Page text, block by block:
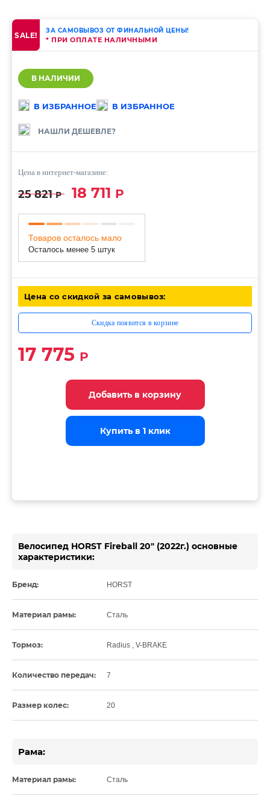
SALE! ЗА САМОВЫВОЗ ОТ ФИНАЛЬНОЙ ЦЕНЫ!
* ПРИ ОПЛАТЕ НАЛИЧНЫМИ
В НАЛИЧИИ
В ИЗБРАННОЕ В ИЗБРАННОЕ
НАШЛИ ДЕШЕВЛЕ?
Цена в интернет-магазине:
25 821Р 18 711 Р
Товаров осталось мало
Осталось менее 5 штук
Цена со скидкой за самовывоз:
Скидка появится в корзине
17 775 Р
Добавить в корзину
Добавить в корзину
Добавить в корзину
Купить в 1 клик
Купить в 1 клик
Купить в 1 клик
Велосипед HORST Fireball 20" (2022г.) основные
характеристики:
Бренд: HORST
Материал рамы: Сталь
Тормоз: Radius , V-BRAKE
Количество передач: 7
Размер колес: 20
Рама:
Материал рамы: Сталь